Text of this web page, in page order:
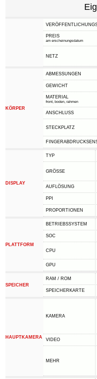
PREIS
am erscheinungsdatum
NETZ
KÖRPER
ABMESSUNGEN
GEWICHT
MATERIAL
front, boden, rahmen
ANSCHLUSS
STECKPLATZ
DISPLAY
TYP
GRÖSSE
AUFLÖSUNG
PPI
PROPORTIONEN
PLATTFORM
BETRIEBSSYSTEM
SOC
CPU
GPU
SPEICHER
RAM / ROM
SPEICHERKARTE
HAUPTKAMERA
KAMERA
VIDEO
MEHR